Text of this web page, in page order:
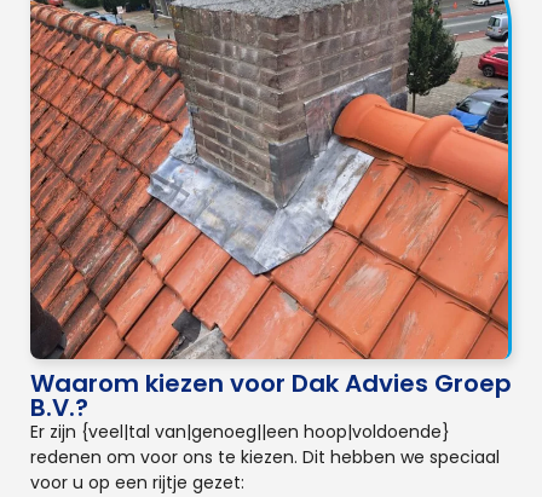
Waarom kiezen voor Dak Advies Groep
B.V.?
Er zijn {veel|tal van|genoeg||een hoop|voldoende}
redenen om voor ons te kiezen. Dit hebben we speciaal
voor u op een rijtje gezet: